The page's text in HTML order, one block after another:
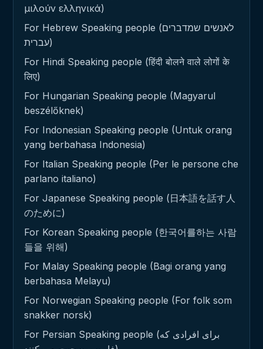
μιλούν ελληνικά)
For Hebrew Speaking people (לאנשים שמדברים
עברית)
For Hindi Speaking people (हिंदी बोलने वाले लोगों के
लिए)
For Hungarian Speaking people (Magyarul
beszélőknek)
For Indonesian Speaking people (Untuk orang
yang berbahasa Indonesia)
For Italian Speaking people (Per le persone che
parlano italiano)
For Japanese Speaking people (日本語を話す人
のために)
For Korean Speaking people (한국어를하는 사람
들을 위해)
For Malay Speaking people (Bagi orang yang
berbahasa Melayu)
For Norwegian Speaking people (For folk som
snakker norsk)
For Persian Speaking people (برای افرادی که